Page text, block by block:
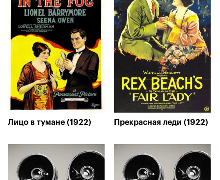
Лицо в тумане (1922) Прекрасная леди (1922)